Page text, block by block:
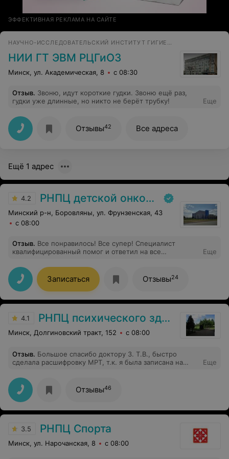
ЭФФЕКТИВНАЯ РЕКЛАМА НА САЙТЕ
НАУЧНО-ИССЛЕДОВАТЕЛЬСКИЙ ИНСТИТУТ ГИГИЕНЫ, ТОКСИКОЛОГИИ, ЭПИДЕМИОЛОГИИ, ВИРУСОЛОГИИ И МИКРОБИОЛОГИИ ГОСУДАРСТВЕННОГО УЧРЕЖДЕНИЯ
НИИ ГТ ЭВМ РЦГиОЗ
Минск, ул. Академическая, 8 с 08:30
Отзыв. Звоню, идут короткие гудки. Звоню ещё раз,
гудки уже длинные, но никто не берёт трубку!
Еще
Отзывы42 Все адреса
Ещё 1 адрес
4.2 РНПЦ детской онкологии
Минский р-н, Боровляны, ул. Фрунзенская, 43
с 08:00
Отзыв. Все понравилось! Все супер! Специалист
квалифицированный помог и ответил на все
Еще
Записаться Отзывы24
4.1 РНПЦ психического здоровья
Минск, Долгиновский тракт, 152 с 08:00
Отзыв. Большое спасибо доктору З. Т.В., быстро
сделала расшифровку МРТ, т.к. я была записана на
Еще
Отзывы46
3.5 РНПЦ Спорта
Минск, ул. Нарочанская, 8 с 08:00